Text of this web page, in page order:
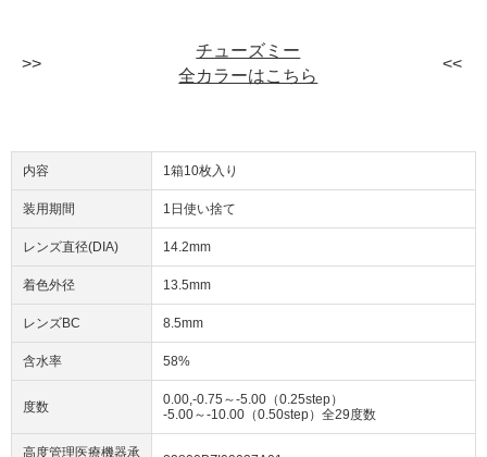
チューズミー
全カラーはこちら
内容 1箱10枚入り
装用期間 1日使い捨て
レンズ直径(DIA) 14.2mm
着色外径 13.5mm
レンズBC 8.5mm
含水率 58%
度数
0.00,-0.75～-5.00（0.25step）
-5.00～-10.00（0.50step）全29度数
高度管理医療機器承